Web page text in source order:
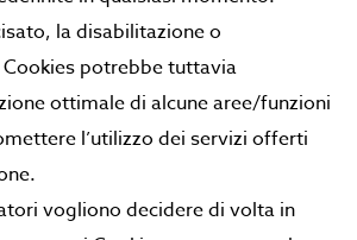
la disabilitazione o
potrebbe tuttavia
ottimale di alcune aree/funzioni
l’utilizzo dei servizi offerti
vogliono decidere di volta in